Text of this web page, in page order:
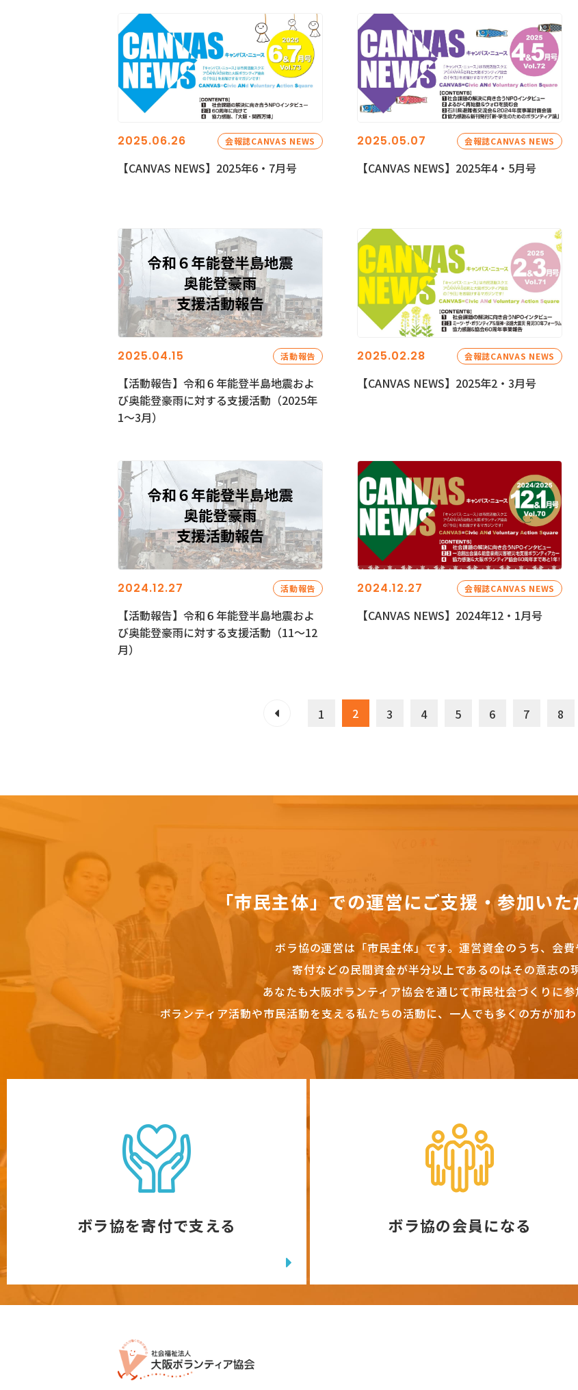
2025.06.26 会報誌CANVAS NEWS
【CANVAS NEWS】2025年6・7月号
2025.05.07 会報誌CANVAS NEWS
【CANVAS NEWS】2025年4・5月号
2025.04.15 活動報告
【活動報告】令和６年能登半島地震およ
び奥能登豪雨に対する支援活動（2025年
1〜3月）
2025.02.28 会報誌CANVAS NEWS
【CANVAS NEWS】2025年2・3月号
2024.12.27 活動報告
【活動報告】令和６年能登半島地震およ
び奥能登豪雨に対する支援活動（11〜12
月）
2024.12.27 会報誌CANVAS NEWS
【CANVAS NEWS】2024年12・1月号
1 2 3 4 5 6 7 8
「市民主体」での運営にご支援・参加い
ボラ協の運営は「市民主体」です。 運営資金のうち、会費
寄付などの民間資金が半分以上であるのはその意志の
あなたも大阪ボランティア協会を通じて市民社会づくりに参
ボランティア活動や市民活動を支える私たちの活動に、一人でも多くの方が加わ
ボラ協を寄付で支える ボラ協の会員になる